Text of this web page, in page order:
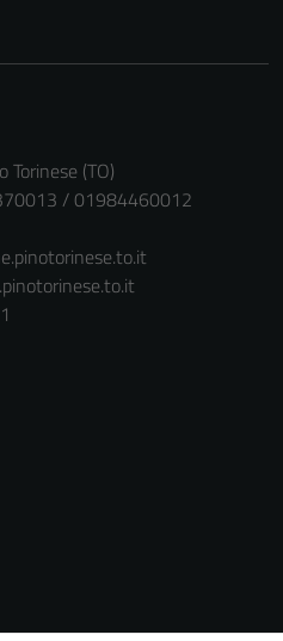
(TO)
/ 01984460012